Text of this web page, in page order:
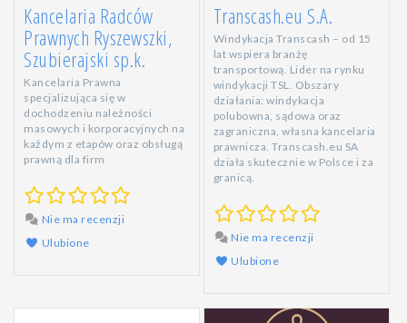
Kancelaria Radców
Prawnych Ryszewszki,
Szubierajski sp.k.
Kancelaria Prawna
specjalizująca się w
dochodzeniu należności
masowych i korporacyjnych na
każdym z etapów oraz obsługą
prawną dla firm
Nie ma recenzji
Ulubione
Transcash.eu S.A.
Windykacja Transcash – od 15
lat wspiera branżę
transportową. Lider na rynku
windykacji TSL. Obszary
działania: windykacja
polubowna, sądowa oraz
zagraniczna, własna kancelaria
prawnicza. Transcash.eu SA
działa skutecznie w Polsce i za
granicą.
Nie ma recenzji
Ulubione